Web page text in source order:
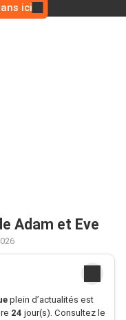
ici
Adam et Eve
plein d’actualités est
24 jour(s). Consultez le